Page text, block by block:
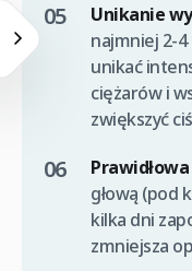
Unikanie
najmniej 2-
unikać
ciężarów i
zwiększyć
głową (pod
kilka dni
zmniejsza